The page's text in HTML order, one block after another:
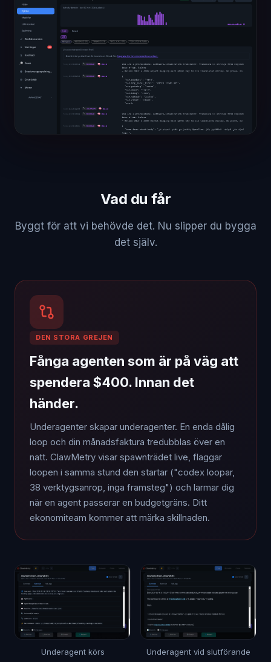
Vad du får
Byggt för att vi behövde det. Nu slipper du bygga
det själv.
DEN STORA GREJEN
Fånga agenten som är på väg att
spendera $400. Innan det
händer.
Underagenter skapar underagenter. En enda dålig
loop och din månadsfaktura tredubblas över en
natt. ClawMetry visar spawnträdet live, flaggar
loopen i samma stund den startar ("codex loopar,
38 verktygsanrop, inga framsteg") och larmar dig
när en agent passerar en budgetgräns. Ditt
ekonomiteam kommer att märka skillnaden.
Underagent körs Underagent vid slutförande